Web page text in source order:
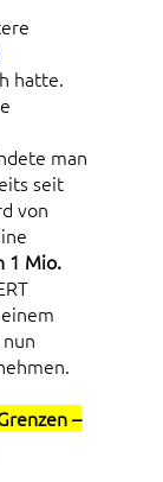
hatte.
man
seit
von
1 Mio.
–